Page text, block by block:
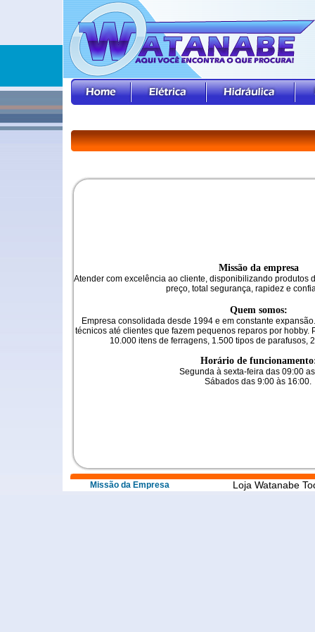
Missão da empresa
Atender com excelência ao cliente, disponibilizando produtos
preço, total segurança, rapidez e
Quem somos:
Empresa consolidada desde 1994 e em constante
técnicos até clientes que fazem pequenos reparos por hobby.
10.000 itens de ferragens, 1.500 tipos de parafusos,
Horário de
Segunda à sexta-feira das 09:00
Sábados das 9:00 às 16:00.
Missão da Empresa Loja Watanabe